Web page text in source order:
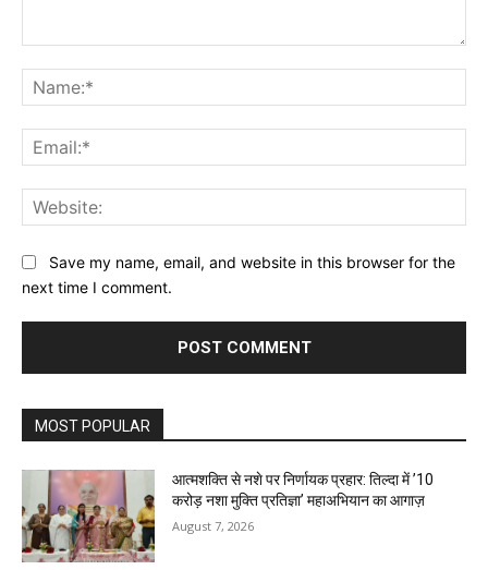
Save my name, email, and website in this browser for the
next time I comment.
MOST POPULAR
आत्मशक्ति से नशे पर निर्णायक प्रहार: तिल्दा में ’10
करोड़ नशा मुक्ति प्रतिज्ञा’ महाअभियान का आगाज़
August 7, 2026